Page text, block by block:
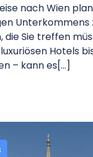
nach Wien
Unterkommens
die Sie treffen
Hotels
– kann es[...]